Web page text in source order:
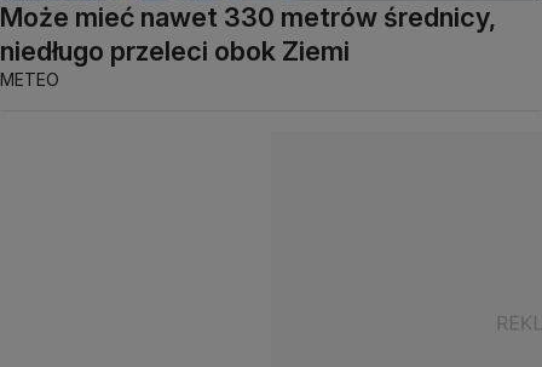
Może mieć nawet 330 metrów średnicy,
niedługo przeleci obok Ziemi
METEO